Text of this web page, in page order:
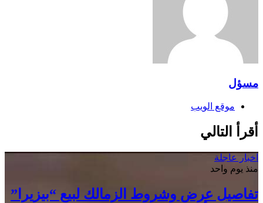
مسؤل
موقع الويب
أقرأ التالي
اخبار عاجلة
منذ يوم واحد
تفاصيل عرض وشروط الزمالك لبيع “بيزيرا”